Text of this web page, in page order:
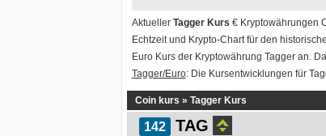
Aktueller Tagger Kurs € Kryptowährungen
Echtzeit und Krypto-Chart für den
Euro Kurs der Kryptowährung Tagger an.
Tagger/Euro: Die Kursentwicklungen für
Coin kurs » Tagger Kurs
TAG